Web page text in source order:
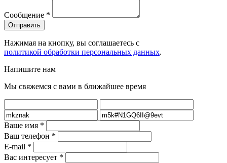
Сообщение *
Нажимая на кнопку, вы соглашаетесь с
политикой обработки персональных данных.
Напишите нам
Мы свяжемся с вами в ближайшее время
Ваше имя *
Ваш телефон *
E-mail *
Вас интересует *